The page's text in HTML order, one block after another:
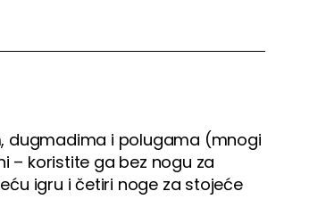
dugmadima i polugama (mnogi
– koristite ga bez nogu za
igru i četiri noge za stojeće